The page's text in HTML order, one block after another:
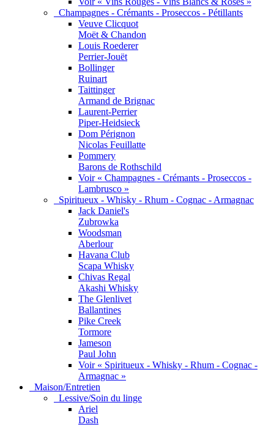
Champagnes - Crémants - Proseccos - Pétillants
Veuve Clicquot
Moët & Chandon
Louis Roederer
Perrier-Jouët
Bollinger
Ruinart
Taittinger
Armand de Brignac
Laurent-Perrier
Piper-Heidsieck
Dom Pérignon
Nicolas Feuillatte
Pommery
Barons de Rothschild
Voir « Champagnes - Crémants - Proseccos -
Lambrusco »
Spiritueux - Whisky - Rhum - Cognac - Armagnac
Jack Daniel's
Zubrowka
Woodsman
Aberlour
Havana Club
Scapa Whisky
Chivas Regal
Akashi Whisky
The Glenlivet
Ballantines
Pike Creek
Tormore
Jameson
Paul John
Voir « Spiritueux - Whisky - Rhum - Cognac -
Armagnac »
Maison/Entretien
Lessive/Soin du linge
Ariel
Dash